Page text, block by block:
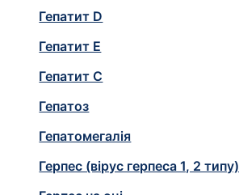
Гепатит D
Гепатит E
Гепатит С
Гепатоз
Гепатомегалія
Герпес (вірус герпеса 1, 2 типу)